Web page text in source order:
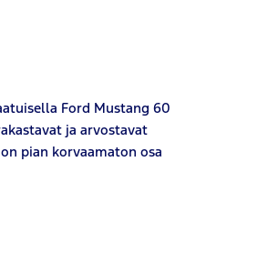
Ford Mustang 60
ja arvostavat
pian korvaamaton osa